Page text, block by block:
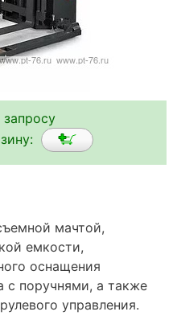
мачтой,
емкости,
оснащения
с поручнями, а также
управления.